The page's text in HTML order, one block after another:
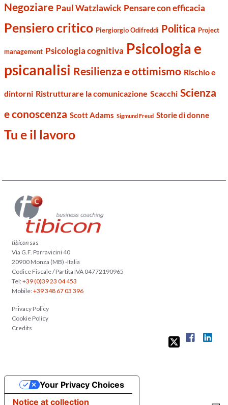
Negoziare Paul Watzlawick Pensare con efficacia
Pensiero critico Piergiorgio Odifreddi Politica Project
management Psicologia cognitiva Psicologia e
psicanalisi Resilienza e ottimismo Rischio e
dintorni Ristrutturare la comunicazione Scacchi Scienza
e conoscenza Scott Adams Sigmund Freud Storie di donne
Tu e il lavoro
tibicon sas
Via G.F. Parravicini 40
20900 Monza (MB) -Italia
Codice Fiscale / Partita IVA 04772190965
Tel:+39 (0)39 23 04 453
Mobile:+39 348 67 03 396
Privacy Policy
Cookie Policy
Credits
Notice at collection
Your Privacy Choices